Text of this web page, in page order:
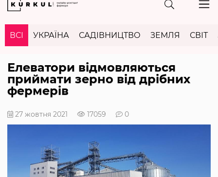
ВСІ УКРАЇНА САДІВНИЦТВО ЗЕМЛЯ СВІТ
Елеватори відмовляються
приймати зерно від дрібних
фермерів
27 жовтня 2021 17059 0